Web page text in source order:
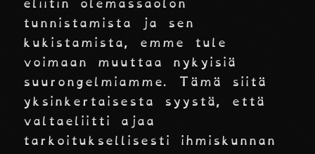
tunnistamista ja sen
kukistamista, emme tule
voimaan muuttaa nykyisiä
suurongelmiamme. Tämä siitä
yksinkertaisesta syystä, että
valtaeliitti ajaa
tarkoituksellisesti ihmiskunnan